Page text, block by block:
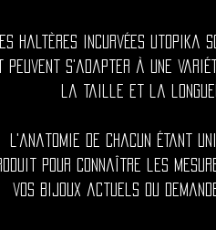
haltères incurvées Utopika
peuvent s'adapter à une
la taille et la
L'anatomie de chacun étant
pour connaître les
vos bijoux actuels ou